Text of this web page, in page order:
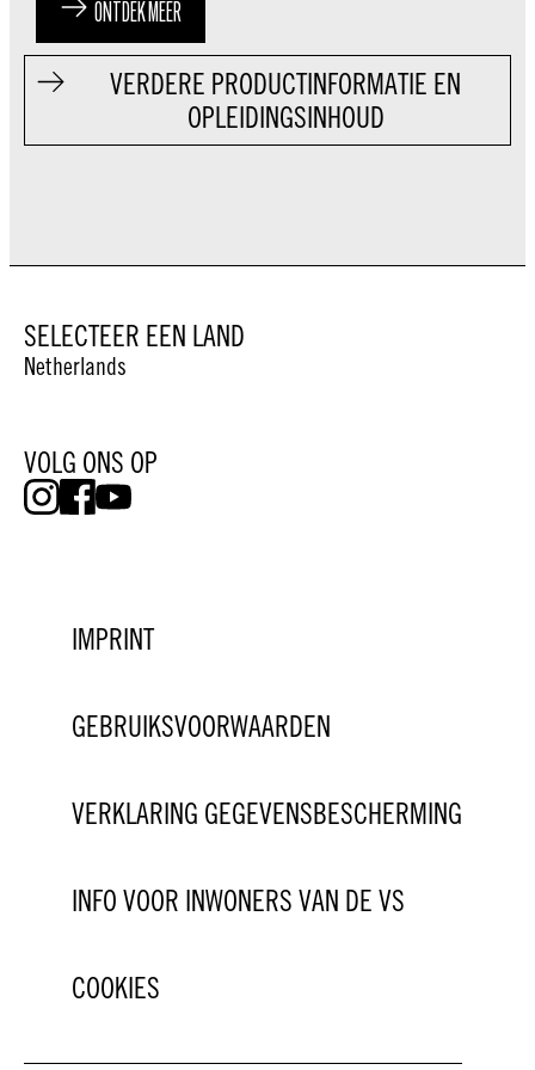
ONTDEK MEER
VERDERE PRODUCTINFORMATIE EN
OPLEIDINGSINHOUD
SELECTEER EEN LAND
Netherlands
VOLG ONS OP
IMPRINT
GEBRUIKSVOORWAARDEN
VERKLARING GEGEVENSBESCHERMING
INFO VOOR INWONERS VAN DE VS
COOKIES